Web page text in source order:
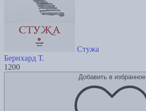
Стужа
Бернхард Т.
1200
Добавить в избранное